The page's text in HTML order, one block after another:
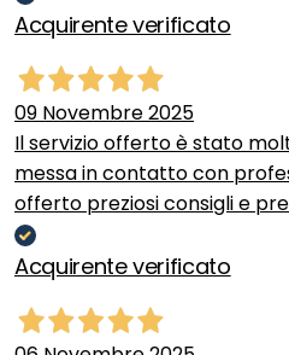
Acquirente verificato
09 Novembre 2025
Il servizio offerto è stato
messa in contatto con
offerto preziosi consigli e
Acquirente verificato